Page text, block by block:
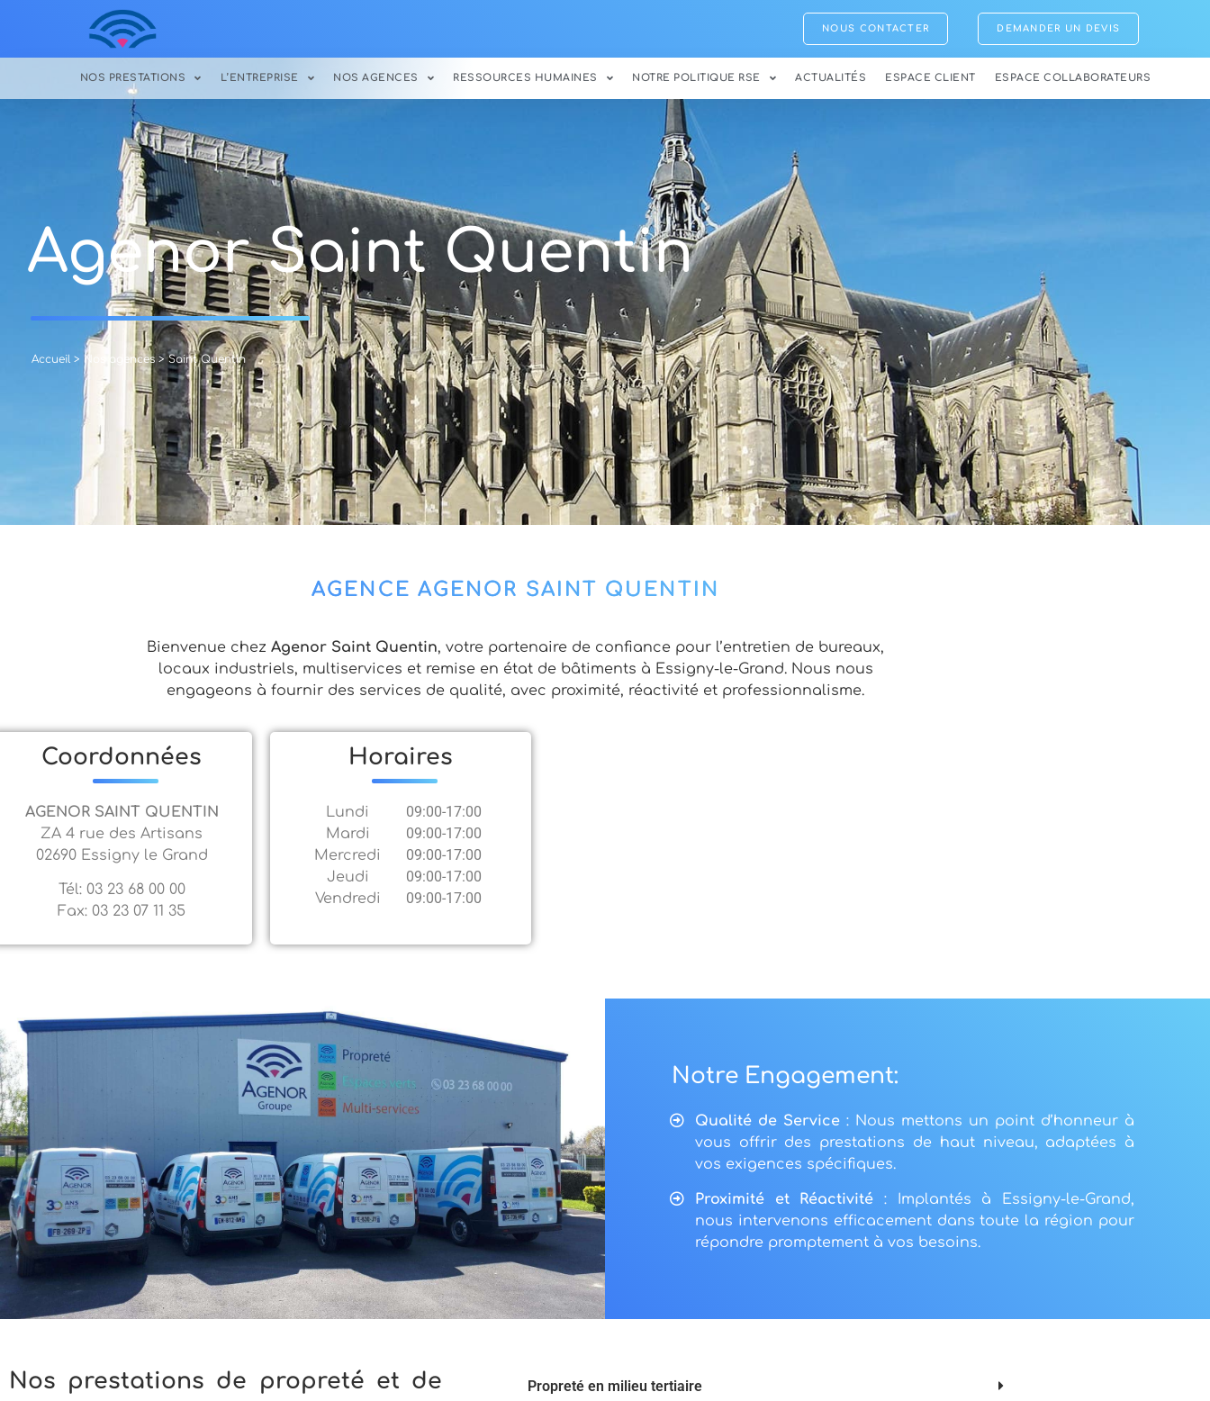
NOUS CONTACTER DEMANDER UN DEVIS
NOS PRESTATIONS L’ENTREPRISE NOS AGENCES RESSOURCES HUMAINES NOTRE POLITIQUE RSE ACTUALITÉS ESPACE CLIENT ESPACE COLLABORATEURS
Agenor Saint Quentin
Accueil > Nos agences > Saint Quentin
AGENCE AGENOR SAINT QUENTIN
Bienvenue chez Agenor Saint Quentin, votre partenaire de confiance pour l’entretien de bureaux,
locaux industriels, multiservices et remise en état de bâtiments à Essigny-le-Grand. Nous nous
engageons à fournir des services de qualité, avec proximité, réactivité et professionnalisme.
Coordonnées
AGENOR SAINT QUENTIN
ZA 4 rue des Artisans
02690 Essigny le Grand
Tél: 03 23 68 00 00
Fax: 03 23 07 11 35
Horaires
Lundi
Mardi
Mercredi
Jeudi
Vendredi
09:00-17:00
09:00-17:00
09:00-17:00
09:00-17:00
09:00-17:00
Notre Engagement:
Qualité de Service: Nous mettons un point d’honneur à
vous offrir des prestations de haut niveau, adaptées à
vos exigences spécifiques.
Proximité et Réactivité : Implantés à Essigny-le-Grand,
nous intervenons efficacement dans toute la région pour
répondre promptement à vos besoins.
Nos prestations de propreté et de
Propreté en milieu tertiaire